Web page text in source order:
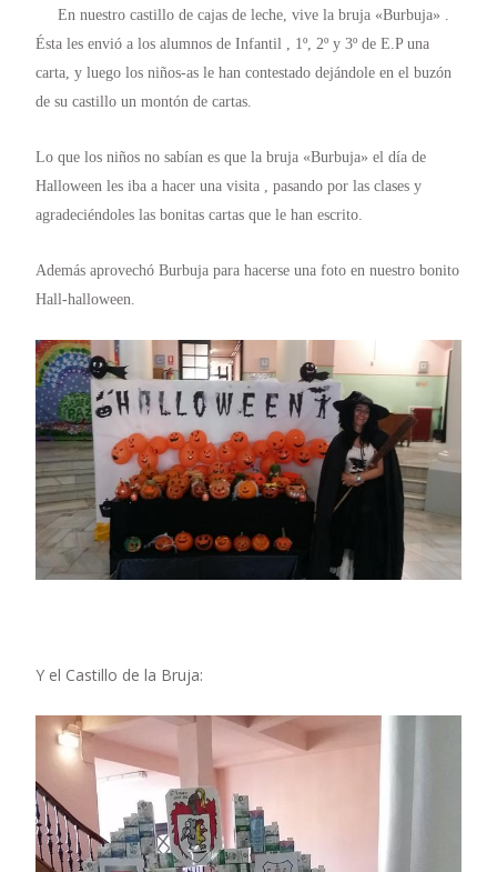
En nuestro castillo de cajas de leche, vive la bruja «Burbuja» .
Ésta les envió a los alumnos de Infantil , 1º, 2º y 3º de E.P una
carta, y luego los niños-as le han contestado dejándole en el buzón
de su castillo un montón de cartas.
Lo que los niños no sabían es que la bruja «Burbuja» el día de
Halloween les iba a hacer una visita , pasando por las clases y
agradeciéndoles las bonitas cartas que le han escrito.
Además aprovechó Burbuja para hacerse una foto en nuestro bonito
Hall-halloween.
Y el Castillo de la Bruja: